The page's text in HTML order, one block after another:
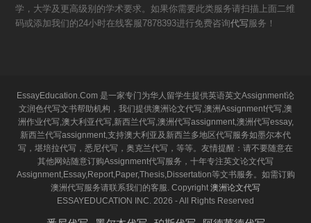
学，大学及更高级别的学术要求。如果你需要此类服务请扫描上面二维
码或添加我们的24小时在线客服7878393进行免费咨询代写 服务！
EssayEducation.Com 是一家专门为华人留学生提供英语英文Assignment论
文润色代写文书帮助机构，我们提供澳洲论文代写,澳洲Assignment代写,澳
洲作业代写,澳大利亚代写,新西兰代写,澳洲代写assignment,澳洲代写essay,
新西兰代写assignment,支持澳大利亚及新西兰多地区代写服务如墨尔本代
写，堪培拉代写，悉尼代写，奥克兰代写，等等。友情提醒：请不要随意在
其他网站随意订购Assignment代写服务，十年专注英文论文代写
Assignment,Essay,Report,Paper,Thesis,Dissertation等文书服务。如需订购
澳洲代写服务请联系我们的客服. Copyright 澳洲论文代写
ESSAYEDUCATION INC. 2026 - All Rights Reserved